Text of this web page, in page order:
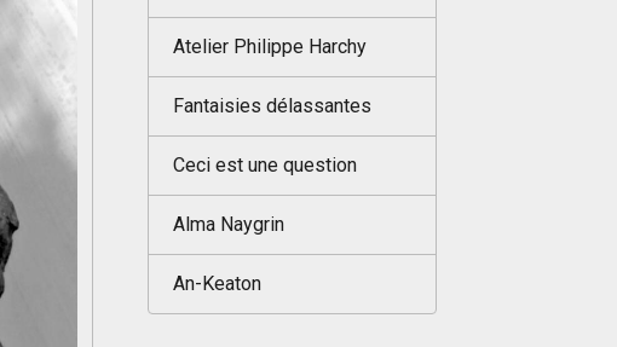
Atelier Philippe Harchy
Fantaisies délassantes
Ceci est une question
Alma Naygrin
An-Keaton